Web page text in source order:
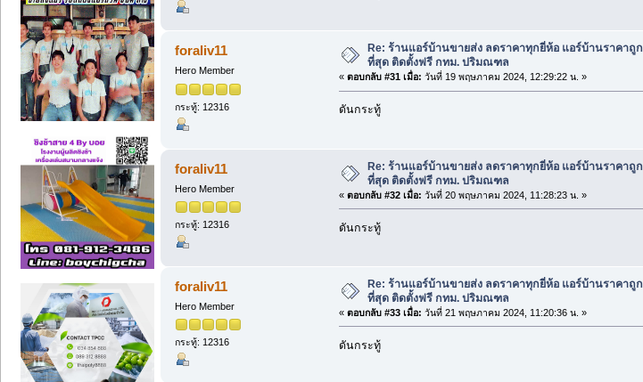
foraliv11
Hero Member
กระทู้: 12316
Re: ร้านแอร์บ้านขายส่ง ลดราคาทุกยี่ห้อ แอร์บ้านราคาถูก
ที่สุด ติดตั้งฟรี กทม. ปริมณฑล
« ตอบกลับ #31 เมื่อ: วันที่ 19 พฤษภาคม 2024, 12:29:22 น. »
ดันกระทู้
foraliv11
Hero Member
กระทู้: 12316
Re: ร้านแอร์บ้านขายส่ง ลดราคาทุกยี่ห้อ แอร์บ้านราคาถูก
ที่สุด ติดตั้งฟรี กทม. ปริมณฑล
« ตอบกลับ #32 เมื่อ: วันที่ 20 พฤษภาคม 2024, 11:28:23 น. »
ดันกระทู้
foraliv11
Hero Member
กระทู้: 12316
Re: ร้านแอร์บ้านขายส่ง ลดราคาทุกยี่ห้อ แอร์บ้านราคาถูก
ที่สุด ติดตั้งฟรี กทม. ปริมณฑล
« ตอบกลับ #33 เมื่อ: วันที่ 21 พฤษภาคม 2024, 11:20:36 น. »
ดันกระทู้